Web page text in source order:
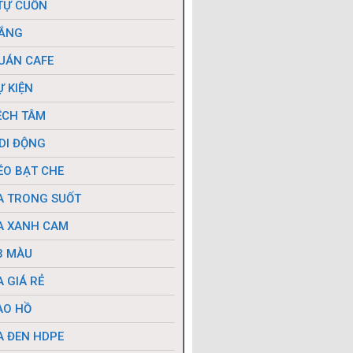
CUỐN
CAFE
KIỆN
TÂM
ĐỘNG
BẠT CHE
TRONG SUỐT
XANH CAM
MÀU
GIÁ RẺ
HỒ
ĐEN HDPE